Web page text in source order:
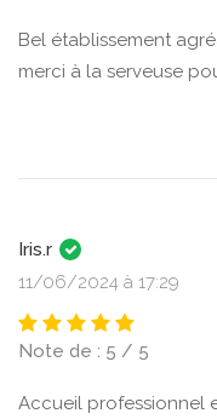
Bel établissement
merci à la serveuse
Iris.r
11/06/2024 à 17:29
Note de : 5 / 5
Accueil professionnel